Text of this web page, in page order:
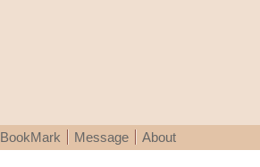
BookMark Message About